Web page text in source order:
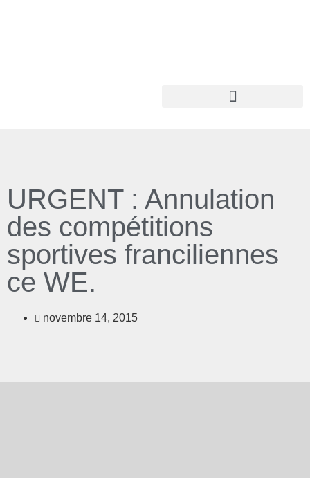
URGENT : Annulation
des compétitions
sportives franciliennes
ce WE.
novembre 14, 2015